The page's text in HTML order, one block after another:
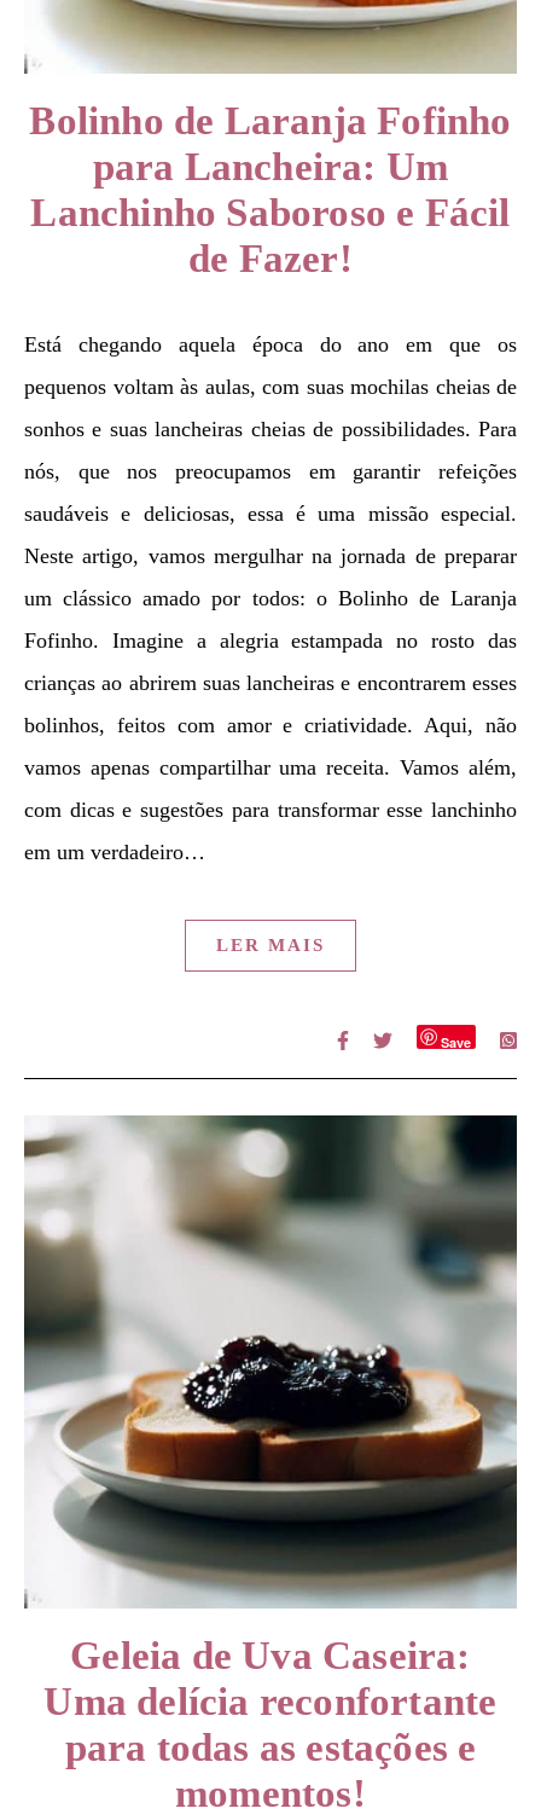
Bolinho de Laranja Fofinho
para Lancheira: Um
Lanchinho Saboroso e Fácil
de Fazer!
Está chegando aquela época do ano em que os
pequenos voltam às aulas, com suas mochilas cheias de
sonhos e suas lancheiras cheias de possibilidades. Para
nós, que nos preocupamos em garantir refeições
saudáveis e deliciosas, essa é uma missão especial.
Neste artigo, vamos mergulhar na jornada de preparar
um clássico amado por todos: o Bolinho de Laranja
Fofinho. Imagine a alegria estampada no rosto das
crianças ao abrirem suas lancheiras e encontrarem esses
bolinhos, feitos com amor e criatividade. Aqui, não
vamos apenas compartilhar uma receita. Vamos além,
com dicas e sugestões para transformar esse lanchinho
em um verdadeiro…
LER MAIS
Save
Geleia de Uva Caseira:
Uma delícia reconfortante
para todas as estações e
momentos!